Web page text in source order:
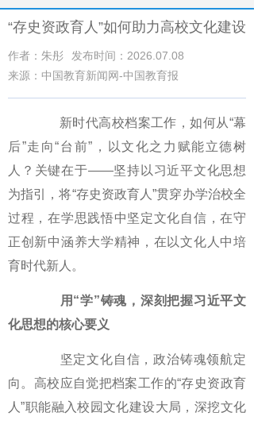
“存史资政育人”如何助力高校文化建设
作者：朱彤
发布时间：2026.07.08
来源：中国教育新闻网-中国教育报
新时代高校档案工作，如何从“幕
后”走向“台前”，以文化之力赋能立德树
人？关键在于——坚持以习近平文化思想
为指引，将“存史资政育人”贯穿办学治校全
过程，在学思践悟中坚定文化自信，在守
正创新中涵养大学精神，在以文化人中培
育时代新人。
用“学”铸魂，深刻把握习近平文
化思想的核心要义
坚定文化自信，政治铸魂领航定
向。高校应自觉把档案工作的“存史资政育
人”职能融入校园文化建设大局，深挖文化